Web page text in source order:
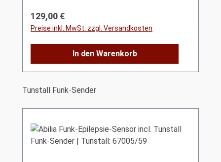
Regulärer Preis:
129,00 €
Preise inkl. MwSt. zzgl. Versandkosten
In den Warenkorb
Produktgalerie überspringen
Tunstall Funk-Sender